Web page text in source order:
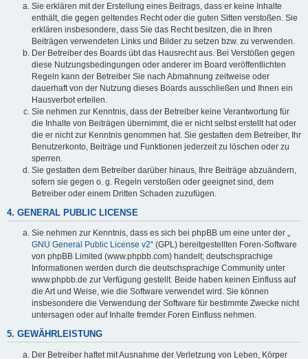
Sie erklären mit der Erstellung eines Beitrags, dass er keine Inhalte
enthält, die gegen geltendes Recht oder die guten Sitten verstoßen. Sie
erklären insbesondere, dass Sie das Recht besitzen, die in Ihren
Beiträgen verwendeten Links und Bilder zu setzen bzw. zu verwenden.
Der Betreiber des Boards übt das Hausrecht aus. Bei Verstößen gegen
diese Nutzungsbedingungen oder anderer im Board veröffentlichten
Regeln kann der Betreiber Sie nach Abmahnung zeitweise oder
dauerhaft von der Nutzung dieses Boards ausschließen und Ihnen ein
Hausverbot erteilen.
Sie nehmen zur Kenntnis, dass der Betreiber keine Verantwortung für
die Inhalte von Beiträgen übernimmt, die er nicht selbst erstellt hat oder
die er nicht zur Kenntnis genommen hat. Sie gestatten dem Betreiber, Ihr
Benutzerkonto, Beiträge und Funktionen jederzeit zu löschen oder zu
sperren.
Sie gestatten dem Betreiber darüber hinaus, Ihre Beiträge abzuändern,
sofern sie gegen o. g. Regeln verstoßen oder geeignet sind, dem
Betreiber oder einem Dritten Schaden zuzufügen.
4. GENERAL PUBLIC LICENSE
Sie nehmen zur Kenntnis, dass es sich bei phpBB um eine unter der „
GNU General Public License v2“ (GPL) bereitgestellten Foren-Software
von phpBB Limited (www.phpbb.com) handelt; deutschsprachige
Informationen werden durch die deutschsprachige Community unter
www.phpbb.de zur Verfügung gestellt. Beide haben keinen Einfluss auf
die Art und Weise, wie die Software verwendet wird. Sie können
insbesondere die Verwendung der Software für bestimmte Zwecke nicht
untersagen oder auf Inhalte fremder Foren Einfluss nehmen.
5. GEWÄHRLEISTUNG
Der Betreiber haftet mit Ausnahme der Verletzung von Leben, Körper